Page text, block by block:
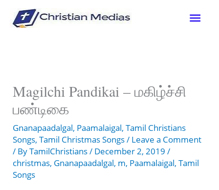
Magilchi Pandikai – மகிழ்ச்சி
பண்டிகை
Gnanapaadalgal, Paamalaigal,Tamil Christians
Songs,Tamil Christmas Songs/ Leave a Comment
/ ByTamilChristians/ December 2, 2019/
christmas, Gnanapaadalgal, m, Paamalaigal,Tamil
Songs